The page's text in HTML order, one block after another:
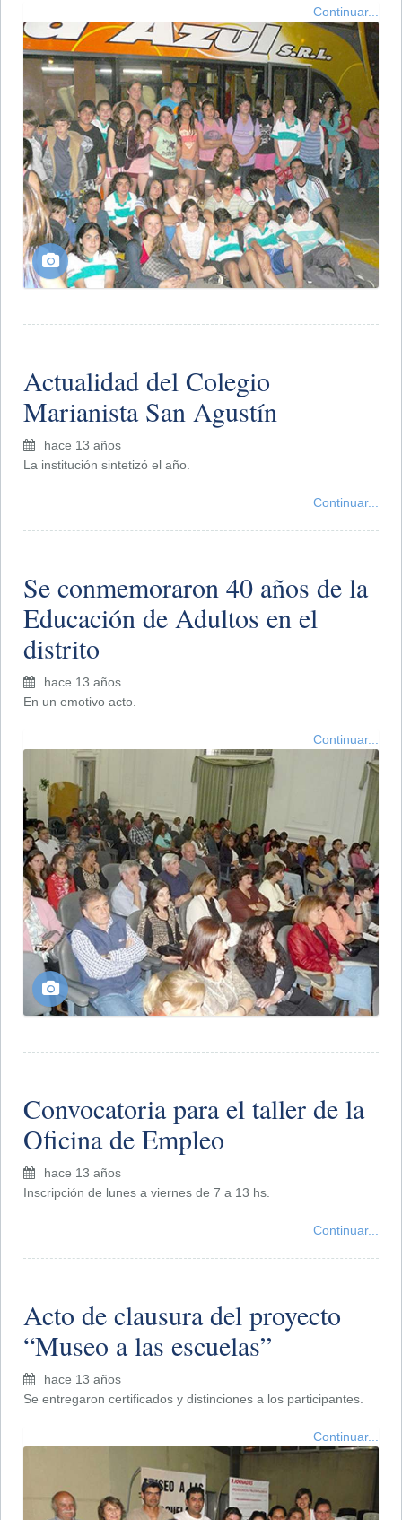
Continuar...
Actualidad del Colegio
Marianista San Agustín
hace 13 años
La institución sintetizó el año.
Continuar...
Se conmemoraron 40 años de la
Educación de Adultos en el
distrito
hace 13 años
En un emotivo acto.
Continuar...
Convocatoria para el taller de la
Oficina de Empleo
hace 13 años
Inscripción de lunes a viernes de 7 a 13 hs.
Continuar...
Acto de clausura del proyecto
“Museo a las escuelas”
hace 13 años
Se entregaron certificados y distinciones a los participantes.
Continuar...